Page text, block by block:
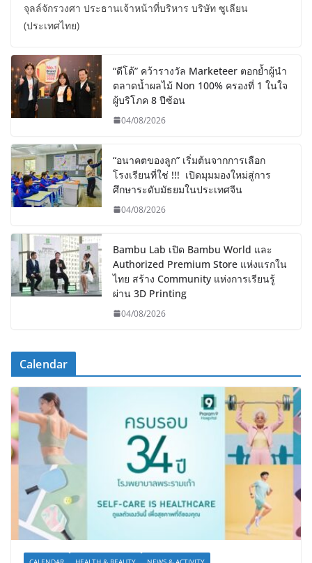
จุลล์จักรวงศา ประธานเจ้าหน้าที่บริหาร บริษัท ซูเลียน
(ประเทศไทย)
“ดีโด้” คว้ารางวัล Marketeer ตอกย้ำผู้นำ
ตลาดน้ำผลไม้ Non 100% ครองที่ 1 ในใจ
ผู้บริโภค 8 ปีซ้อน
04/08/2026
“อนาคตของลูก” เริ่มต้นจากการเลือก
โรงเรียนที่ใช่ !!! เปิดมุมมองใหม่สู่การ
ศึกษาระดับมัธยมในประเทศจีน
04/08/2026
Bambu Lab เปิด Bambu World และ
Authorized Premium Store แห่งแรกใน
ไทย สร้าง Community แห่งการเรียนรู้
ผ่าน 3D Printing
04/08/2026
Calendar